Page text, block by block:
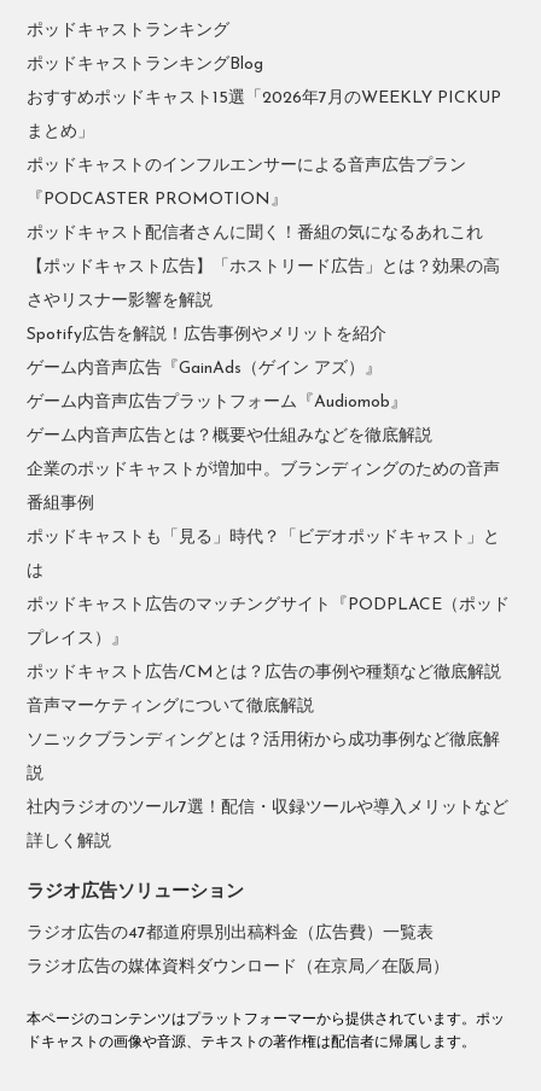
ポッドキャストランキング
ポッドキャストランキングBlog
おすすめポッドキャスト15選「2026年7月のWEEKLY PICKUP
まとめ」
ポッドキャストのインフルエンサーによる音声広告プラン
『PODCASTER PROMOTION』
ポッドキャスト配信者さんに聞く！番組の気になるあれこれ
【ポッドキャスト広告】「ホストリード広告」とは？効果の高
さやリスナー影響を解説
Spotify広告を解説！広告事例やメリットを紹介
ゲーム内音声広告『GainAds（ゲイン アズ）』
ゲーム内音声広告プラットフォーム『Audiomob』
ゲーム内音声広告とは？概要や仕組みなどを徹底解説
企業のポッドキャストが増加中。ブランディングのための音声
番組事例
ポッドキャストも「見る」時代？「ビデオポッドキャスト」と
は
ポッドキャスト広告のマッチングサイト『PODPLACE（ポッド
プレイス）』
ポッドキャスト広告/CMとは？広告の事例や種類など徹底解説
音声マーケティングについて徹底解説
ソニックブランディングとは？活用術から成功事例など徹底解
説
社内ラジオのツール7選！配信・収録ツールや導入メリットなど
詳しく解説
ラジオ広告ソリューション
ラジオ広告の47都道府県別出稿料金（広告費）一覧表
ラジオ広告の媒体資料ダウンロード（在京局／在阪局）
本ページのコンテンツはプラットフォーマーから提供されています。ポッ
ドキャストの画像や音源、テキストの著作権は配信者に帰属します。